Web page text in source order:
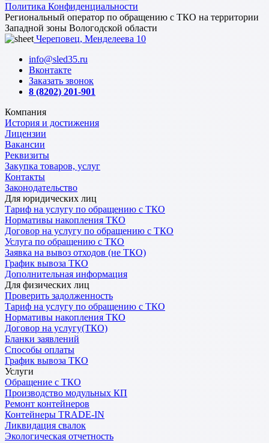
Политика Конфиденциальности
Региональный оператор по обращению с ТКО на территории
Западной зоны Вологодской области
Череповец, Менделеева 10
info@sled35.ru
Вконтакте
Заказать звонок
8 (8202) 201-901
Компания
История и достижения
Лицензии
Вакансии
Реквизиты
Закупка товаров, услуг
Контакты
Законодательство
Для юридических лиц
Тариф на услугу по обращению с ТКО
Нормативы накопления ТКО
Договор на услугу по обращению с ТКО
Услуга по обращению с ТКО
Заявка на вывоз отходов (не ТКО)
График вывоза ТКО
Дополнительная информация
Для физических лиц
Проверить задолженность
Тариф на услугу по обращению с ТКО
Нормативы накопления ТКО
Договор на услугу(ТКО)
Бланки заявлений
Способы оплаты
График вывоза ТКО
Услуги
Обращение с ТКО
Производство модульных КП
Ремонт контейнеров
Контейнеры TRADE-IN
Ликвидация свалок
Экологическая отчетность